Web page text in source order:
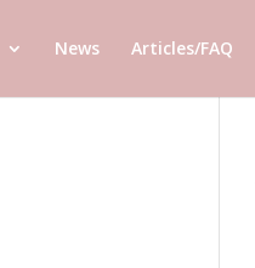
News Articles/FAQ